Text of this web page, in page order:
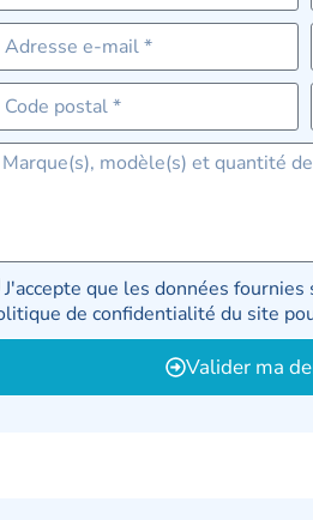
J'accepte que les données
de confidentialité du site
Valider ma